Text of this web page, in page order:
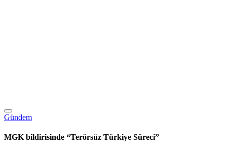
Gündem
MGK bildirisinde “Terörsüz Türkiye Süreci”